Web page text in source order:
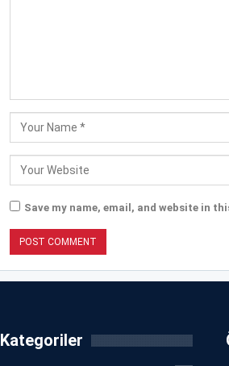
Save my name, email, and website in
Kategoriler